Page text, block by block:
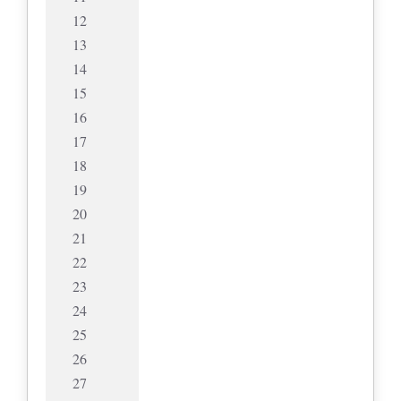
12
13
14
15
16
17
18
19
20
21
22
23
24
25
26
27